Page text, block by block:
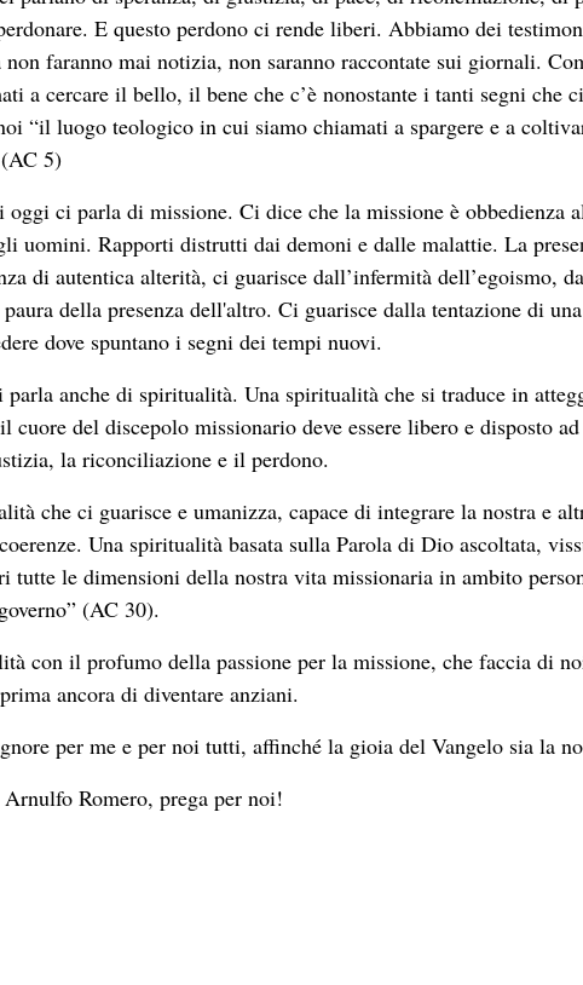
E questo perdono ci rende liberi. Abbiamo dei
non faranno mai notizia, non saranno raccontate sui giornali.
a cercare il bello, il bene che c’è nonostante i tanti segni che
“il luogo teologico in cui siamo chiamati a spargere e a
5)
ci parla di missione. Ci dice che la missione è obbedienza
uomini. Rapporti distrutti dai demoni e dalle malattie. La
di autentica alterità, ci guarisce dall’infermità dell’egoismo,
della presenza dell'altro. Ci guarisce dalla tentazione di
dove spuntano i segni dei tempi nuovi.
anche di spiritualità. Una spiritualità che si traduce in
cuore del discepolo missionario deve essere libero e disposto
la riconciliazione e il perdono.
che ci guarisce e umanizza, capace di integrare la nostra e
Una spiritualità basata sulla Parola di Dio ascoltata,
tutte le dimensioni della nostra vita missionaria in ambito
(AC 30).
con il profumo della passione per la missione, che faccia di
ancora di diventare anziani.
per me e per noi tutti, affinché la gioia del Vangelo sia la
Arnulfo Romero, prega per noi!